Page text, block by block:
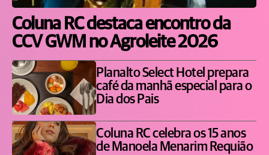
Coluna RC destaca encontro da
CCV GWM no Agroleite 2026
Planalto Select Hotel prepara
café da manhã especial para o
Dia dos Pais
Coluna RC celebra os 15 anos
de Manoela Menarim Requião